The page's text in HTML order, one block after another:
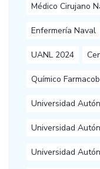
Médico Cirujano
Enfermería Naval
UANL 2024
Químico
Universidad
Universidad
Universidad